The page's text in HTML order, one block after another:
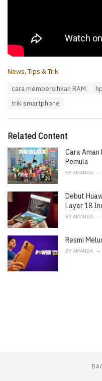
C
i
s
:
News,Tips & Trik
cara membersihkan RAM
trik smartphone
Related Content
Cara Aman
Pemula
BY AMANDA
Debut
Layar 18
BY AMANDA
Resmi
BY AMANDA